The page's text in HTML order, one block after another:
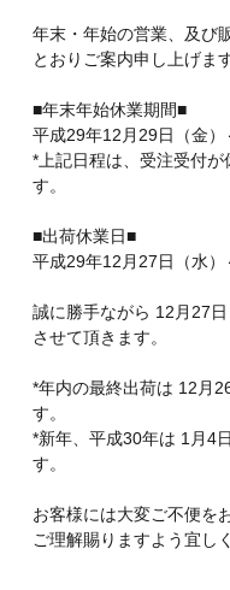
年末・年始の営業、及び
とおりご案内申し上げます
■年末年始休業期間■
平成29年12月29日（金）
*上記日程は、受注受付が
■出荷休業日■
平成29年12月27日（水）
誠に勝手ながら 12月27
させて頂きます。
*年内の最終出荷は 12月
す。
*新年、平成30年は 1月4
す。
お客様には大変ご不便を
ご理解賜りますよう宜し